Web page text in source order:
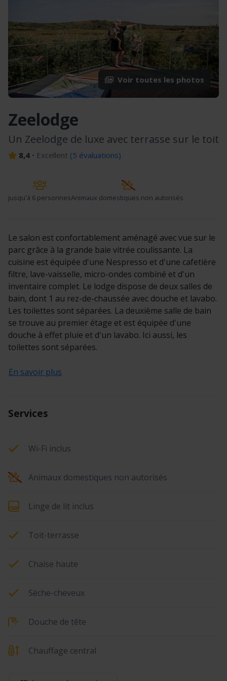
Voir toutes les photos
Zeelodge
Un Zeelodge de luxe avec terrasse sur le toit
8,4 • Excellent (5 évaluations)
jusqu'à 6 personnesAnimaux domestiques non autorisés
Le salon est confortablement aménagé avec vue sur le
parc grâce à la grande baie vitrée coulissante. La
cuisine est équipée d'une Nespresso et d'une cafetière
filtre, lave-vaisselle, micro-ondes combiné et d'un
inventaire complet. Le lodge dispose de deux salles de
bain, dont 1 au rez-de-chaussée avec douche et lavabo.
Les toilettes sont séparées. La deuxième salle de bain
se trouve au premier étage et est équipée d'une
douche à effet pluie et d'un lavabo. Ici aussi, les
toilettes sont séparées.
En savoir plus
Services
Wi-Fi inclus
Animaux domestiques non autorisés
Linge de lit inclus
Toit-terrasse
Chaise haute
Sèche-cheveux
Douche de tête
Chauffage central